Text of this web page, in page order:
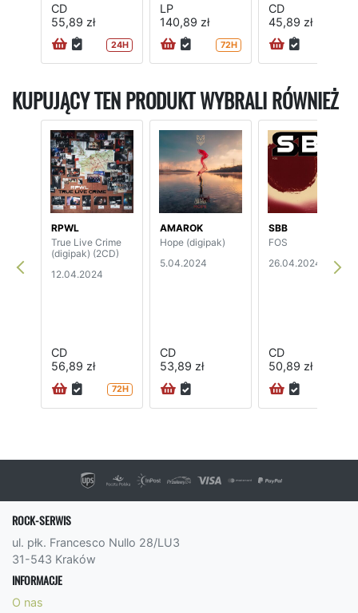
CD
55,89 zł
24H
LP
140,89 zł
72H
CD
45,89 zł
KUPUJĄCY TEN PRODUKT WYBRALI RÓWNIEŻ
RPWL
True Live Crime
(digipak) (2CD)
12.04.2024
CD
56,89 zł
72H
AMAROK
Hope (digipak)
5.04.2024
CD
53,89 zł
SBB
FOS
26.04.2024
CD
50,89 zł
ROCK-SERWIS
ul. płk. Francesco Nullo 28/LU3
31-543 Kraków
INFORMACJE
O nas